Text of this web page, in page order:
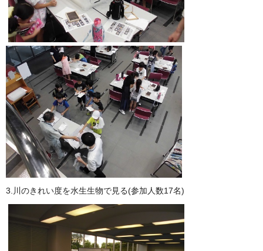
3.川のきれい度を水生生物で見る(参加人数17名)